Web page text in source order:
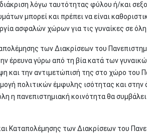
λόγω ταυτότητας φύλου ή/και
μπορεί και πρέπει να είναι
ασφαλών χώρων για τις γυναίκες σε
των Διακρίσεων του
έρευνα γύρω από τη βία κατά των
και την αντιμετώπισή της στο χώρο του
πολιτικών έμφυλης ισότητας και
η πανεπιστημιακή κοινότητα θα
Καταπολέμησης των Διακρίσεων του